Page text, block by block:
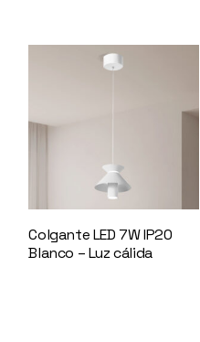
Colgante LED 7W IP20
Blanco – Luz cálida